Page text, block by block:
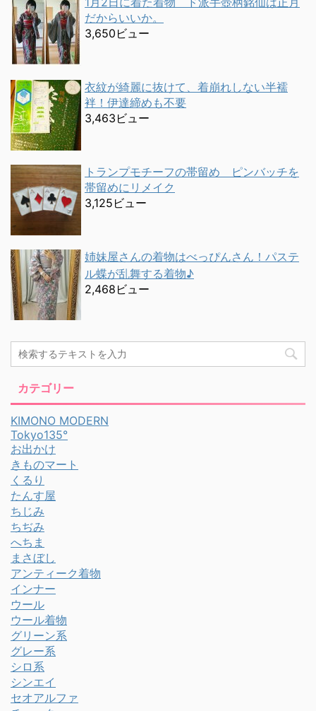
だからいいか。
3,650ビュー
衣紋が綺麗に抜けて、着崩れしない半襦
袢！伊達締めも不要
3,463ビュー
トランプモチーフの帯留め ピンバッチを
帯留めにリメイク
3,125ビュー
姉妹屋さんの着物はべっぴんさん！パステ
ル蝶が乱舞する着物♪
2,468ビュー
カテゴリー
KIMONO MODERN
Tokyo135°
お出かけ
きものマート
くるり
たんす屋
ちじみ
ちぢみ
へちま
まさぼし
アンティーク着物
インナー
ウール
ウール着物
グリーン系
グレー系
シロ系
シンエイ
セオアルファ